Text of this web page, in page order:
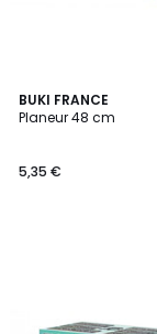
BUKI FRANCE
Planeur 48 cm
€.
5,35 €